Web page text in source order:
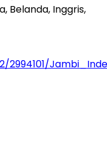
Belanda, Inggris,